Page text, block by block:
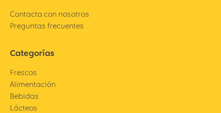
Contacta con nosotros
Preguntas frecuentes
Categorías
Frescos
Alimentación
Bebidas
Lácteos